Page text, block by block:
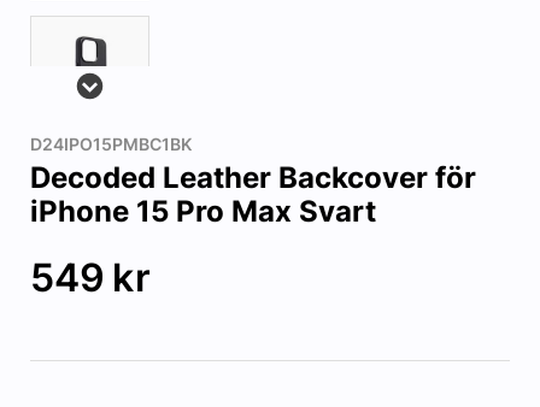
D24IPO15PMBC1BK
Decoded Leather Backcover för
iPhone 15 Pro Max Svart
549 kr